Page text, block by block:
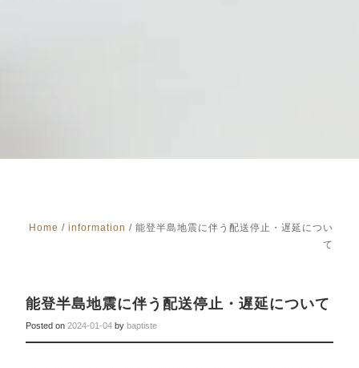
Home / information / 能登半島地震に伴う配送停止・遅延につい
て
能登半島地震に伴う配送停止・遅延について
Posted on2024-01-04 bybaptiste